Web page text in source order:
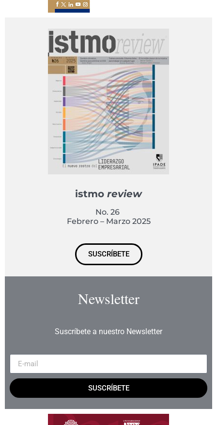
istmo review
No. 26
Febrero – Marzo 2025
SUSCRÍBETE
Newsletter
Suscríbete a nuestro Newsletter
SUSCRÍBETE